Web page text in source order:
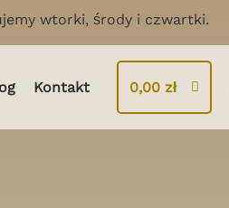
wtorki, środy i czwartki.
Kontakt 0,00 zł